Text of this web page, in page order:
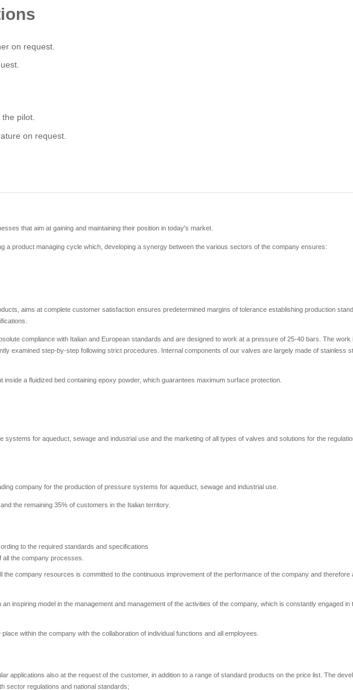
on request.
pilot.
on request.
that aim at gaining and maintaining their position in today's market.
a product managing cycle which, developing a synergy between the various sectors of the company ensures:
aims at complete customer satisfaction ensures predetermined margins of tolerance establishing production
compliance with Italian and European standards and are designed to work at a pressure of 25-40 bars. The
examined step-by-step following strict procedures. Internal components of our valves are largely made of stainless
a fluidized bed containing epoxy powder, which guarantees maximum surface protection.
systems for aqueduct, sewage and industrial use and the marketing of all types of valves and solutions for the
company for the production of pressure systems for aqueduct, sewage and industrial use.
the remaining 35% of customers in the Italian territory.
to the required standards and specifications
the company processes.
company resources is committed to the continuous improvement of the performance of the company and therefore
inspiring model in the management and management of the activities of the company, which is constantly engaged
within the company with the collaboration of individual functions and all employees.
applications also at the request of the customer, in addition to a range of standard products on the price list. The
sector regulations and national standards;